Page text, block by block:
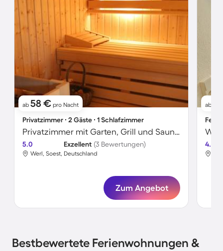
ab 58 € pro Nacht
Privatzimmer ∙ 2 Gäste ∙ 1 Schlafzimmer
Privatzimmer mit Garten, Grill und Sauna | Flussblick
5.0 Exzellent (3 Bewertungen)
Werl, Soest, Deutschland
Zum Angebot
ab
4.0
Bestbewertete Ferienwohnungen &